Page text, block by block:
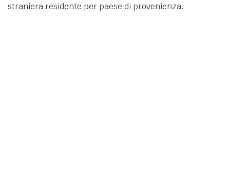
straniera residente per paese di provenienza.